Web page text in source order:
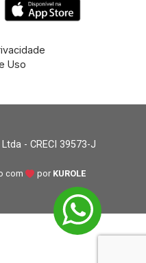
Uso
- CRECI 39573-J
com por KUROLE